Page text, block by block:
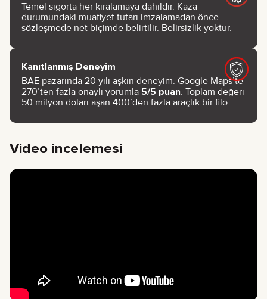
Temel sigorta her kiralamaya dahildir. Kaza
durumundaki muafiyet tutarı imzalamadan önce
sözleşmede net biçimde belirtilir. Belirsizlik yoktur.
Kanıtlanmış Deneyim
BAE pazarında 20 yılı aşkın deneyim. Google Maps’te
270’ten fazla onaylı yorumla 5/5 puan. Toplam değeri
50 milyon doları aşan 400’den fazla araçlık bir filo.
Video incelemesi